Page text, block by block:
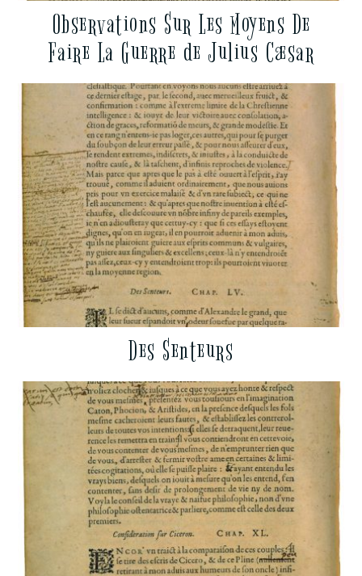
Observations Sur Les Moyens De
Faire La Guerre de Julius Cæsar
Des Senteurs